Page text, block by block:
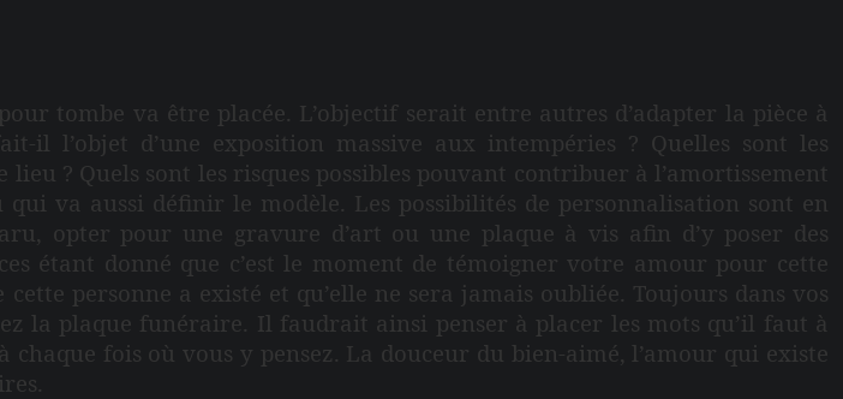
tombe va être placée. L’objectif serait entre autres d’adapter la pièce à
il l’objet d’une exposition massive aux intempéries ? Quelles sont les
? Quels sont les risques possibles pouvant contribuer à l’amortissement
va aussi définir le modèle. Les possibilités de personnalisation sont en
opter pour une gravure d’art ou une plaque à vis afin d’y poser des
étant donné que c’est le moment de témoigner votre amour pour cette
personne a existé et qu’elle ne sera jamais oubliée. Toujours dans vos
la plaque funéraire. Il faudrait ainsi penser à placer les mots qu’il faut à
fois où vous y pensez. La douceur du bien-aimé, l’amour qui existe
.